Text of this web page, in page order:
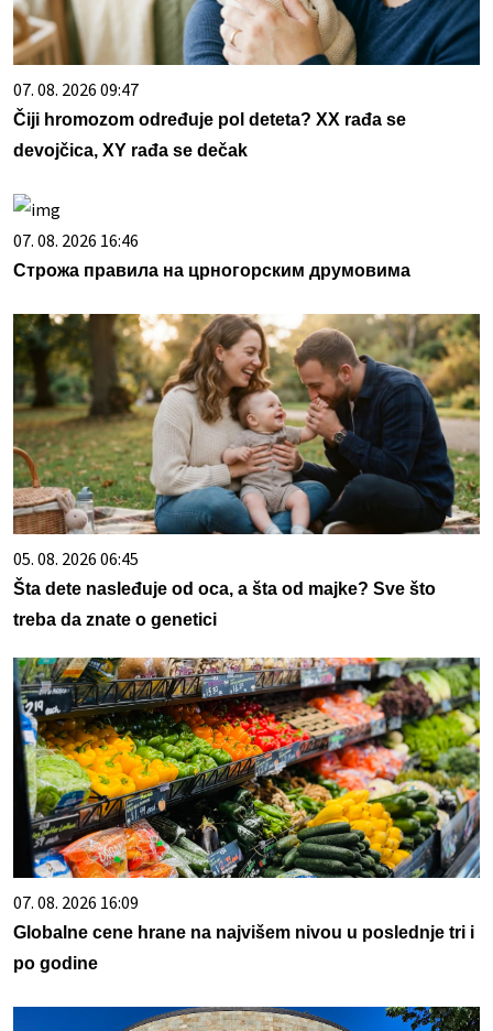
07. 08. 2026 09:47
Čiji hromozom određuje pol deteta? XX rađa se
devojčica, XY rađa se dečak
07. 08. 2026 16:46
Строжа правила на црногорским друмовима
05. 08. 2026 06:45
Šta dete nasleđuje od oca, a šta od majke? Sve što
treba da znate o genetici
07. 08. 2026 16:09
Globalne cene hrane na najvišem nivou u poslednje tri i
po godine